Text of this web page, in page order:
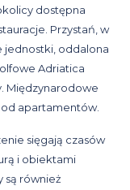
dostępna
Przystań, w
jednostki, oddalona
Adriatica
Międzynarodowe
od apartamentów.
sięgają czasów
i obiektami
są również